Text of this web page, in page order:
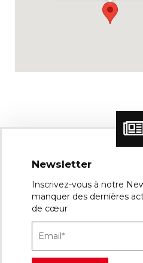
Newsletter
Inscrivez-vous à notre
manquer des dernières
de cœur